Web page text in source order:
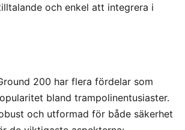
och enkel att integrera i
200 har flera fördelar som
bland trampolinentusiaster.
och utformad för både säkerhet